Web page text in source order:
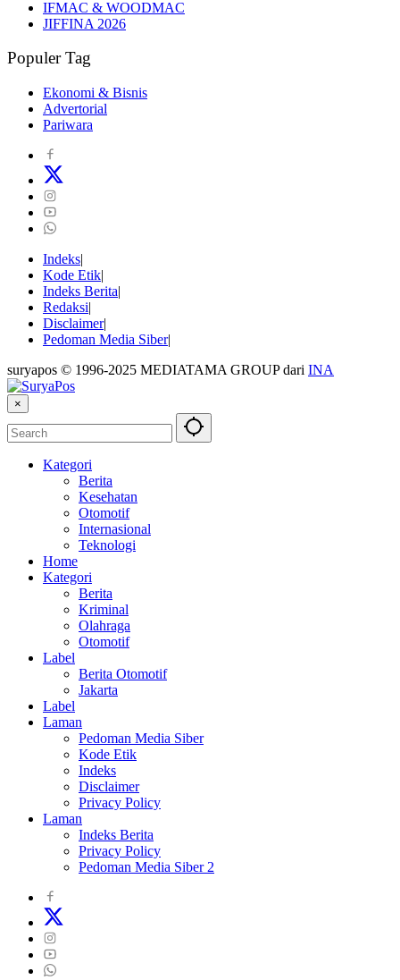
IFMAC & WOODMAC
JIFFINA 2026
Populer Tag
Ekonomi & Bisnis
Advertorial
Pariwara
Indeks
Kode Etik
Indeks Berita
Redaksi
Disclaimer
Pedoman Media Siber
suryapos © 1996-2025 MEDIATAMA GROUP dari INA
×
Kategori
Berita
Kesehatan
Otomotif
Internasional
Teknologi
Home
Kategori
Berita
Kriminal
Olahraga
Otomotif
Label
Berita Otomotif
Jakarta
Label
Laman
Pedoman Media Siber
Kode Etik
Indeks
Disclaimer
Privacy Policy
Laman
Indeks Berita
Privacy Policy
Pedoman Media Siber 2